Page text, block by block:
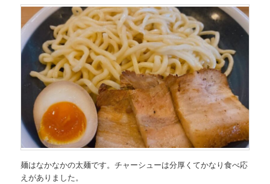
麺はなかなかの太麺です。チャーシューは分厚くてかなり食べ応
えがありました。